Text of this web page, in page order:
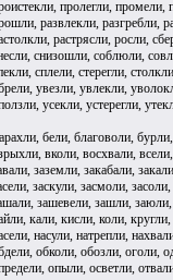
пролегли, промели,
развлекли, разгребли,
растрясли, росли,
снизошли, соблюли,
сплели, стерегли,
увезли, увлекли,
усекли, устерегли,
бели, благоволи,
вколи, восхвали,
заземли, закабали,
заскули, засмоли,
зашевели, зашли,
кали, кисли, коли,
насули, натрепли,
обколи, обозли, оголи,
опыли, осветли,